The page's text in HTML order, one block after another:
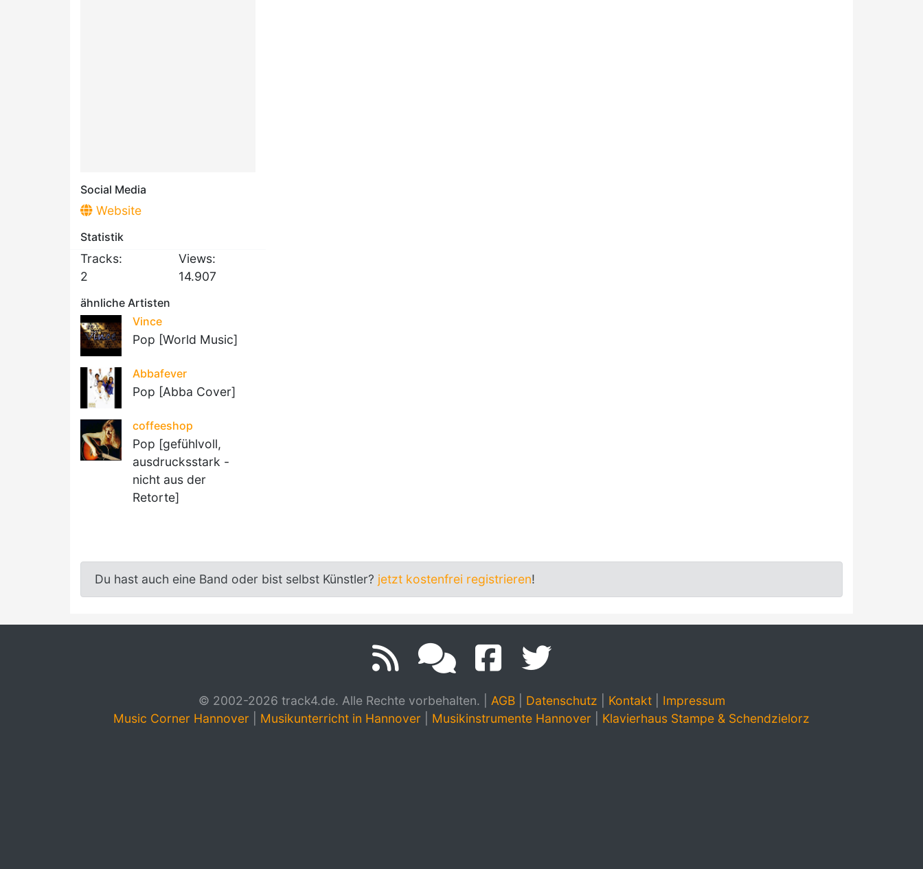
Social Media
Website
Statistik
Tracks:
2
Views:
14.907
ähnliche Artisten
Vince
Pop [World Music]
Abbafever
Pop [Abba Cover]
coffeeshop
Pop [gefühlvoll,
ausdrucksstark -
nicht aus der
Retorte]
Du hast auch eine Band oder bist selbst Künstler? jetzt kostenfrei registrieren!
© 2002-2026 track4.de. Alle Rechte vorbehalten. AGB| Datenschutz Kontakt| Impressum
Music Corner Hannover
Musikunterricht in Hannover Musikinstrumente Hannover Klavierhaus Stampe & Schendzielorz